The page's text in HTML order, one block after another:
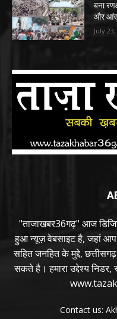
बना
और आंसू
July
"ताजाखबर36गढ़" आज
हुआ न्यूज़ वेबसाइट है, जहां आप
सहित जनहित के मुद्दे,
सकते है। हमारा उद्देश्य निडर,
Contact us: